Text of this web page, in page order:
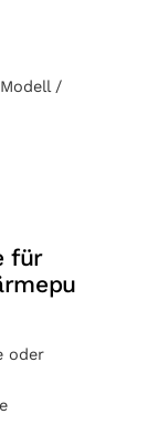
/
für
oder